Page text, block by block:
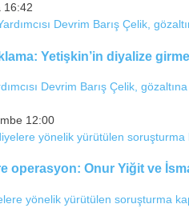
16:42
Yetişkin’in diyalize
Devrim Barış Çelik,
12:00
operasyon: Onur Yiğit ve
yönelik yürütülen soruşturma